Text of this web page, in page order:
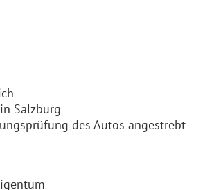
Salzburg
des Autos angestrebt